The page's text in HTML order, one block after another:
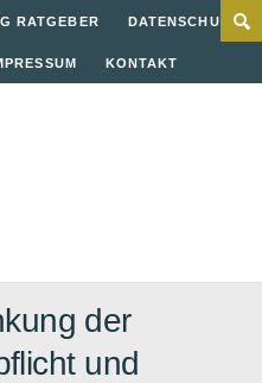
RATGEBER DATENSCHUTZ
KONTAKT
der
und